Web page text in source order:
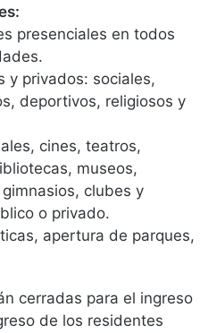
presenciales en todos
y privados: sociales,
deportivos, religiosos y
cines, teatros,
museos,
clubes y
o privado.
apertura de parques,
cerradas para el ingreso
de los residentes